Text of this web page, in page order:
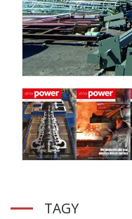
TAGY